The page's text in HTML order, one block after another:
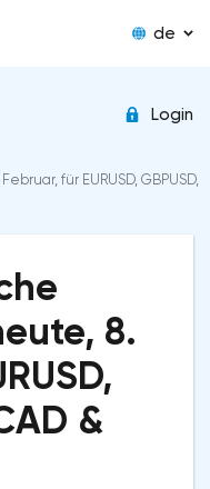
de
Login
für EURUSD, GBPUSD,
8.
&